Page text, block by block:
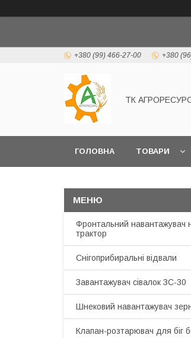
+380 (99) 466-27-00 +380
ТК
ГОЛОВНА ТОВАРИ
Фронтальний навантажувач
трактор
Снігоприбиральні відвали
Завантажувач сівалок ЗС-30
Шнековий навантажувач
Клапан-розтарювач для біг